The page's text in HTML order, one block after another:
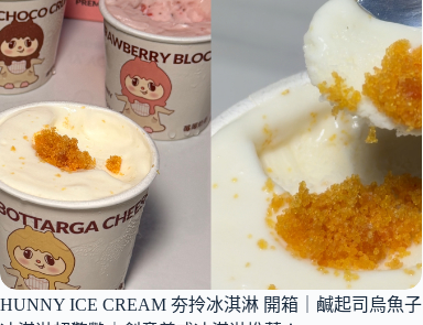
越
式
河
粉
｜
純
粹
天
然
的
琥
珀
色
湯
HUNNY ICE CREAM 夯拎冰淇淋 開箱｜鹹起司烏魚子